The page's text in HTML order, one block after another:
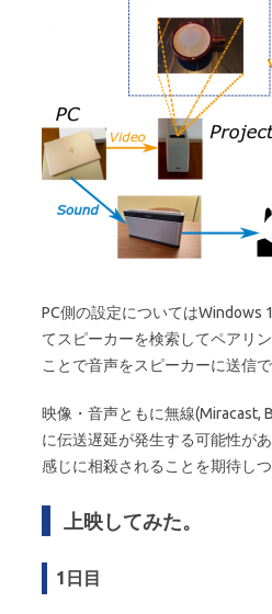
PC側の設定についてはWindows
てスピーカーを検索してペアリ
ことで音声をスピーカーに送信で
映像・音声ともに無線(Miracast,
に伝送遅延が発生する可能性が
感じに相殺されることを期待し
上映してみた。
1日目